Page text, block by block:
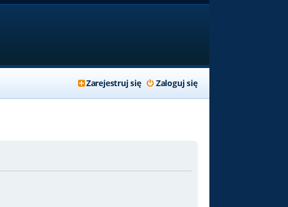
Zaloguj się
Zarejestruj się